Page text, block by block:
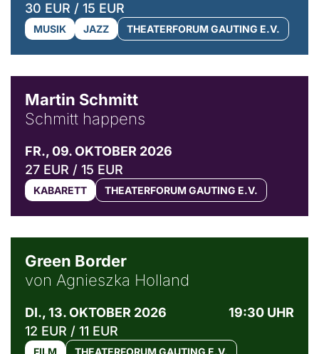
30 EUR / 15 EUR
MUSIK JAZZ THEATERFORUM GAUTING E.V.
Martin Schmitt
Schmitt happens
FR., 09. OKTOBER 2026
27 EUR / 15 EUR
KABARETT THEATERFORUM GAUTING E.V.
Green Border
von Agnieszka Holland
DI., 13. OKTOBER 2026
19:30 UHR
12 EUR / 11 EUR
FILM THEATERFORUM GAUTING E.V.